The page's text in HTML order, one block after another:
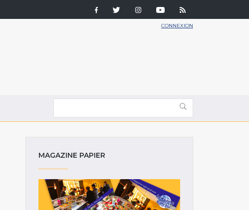
CONNEXION
MAGAZINE PAPIER